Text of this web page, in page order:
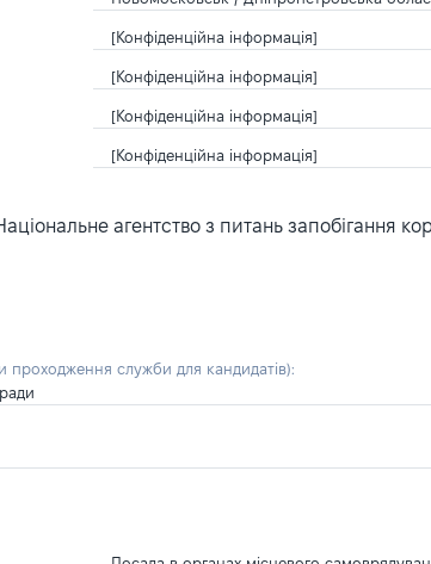
[Конфіденційна інформація]
[Конфіденційна інформація]
[Конфіденційна інформація]
[Конфіденційна інформація]
агентство з питань запобігання
проходження служби для кандидатів):